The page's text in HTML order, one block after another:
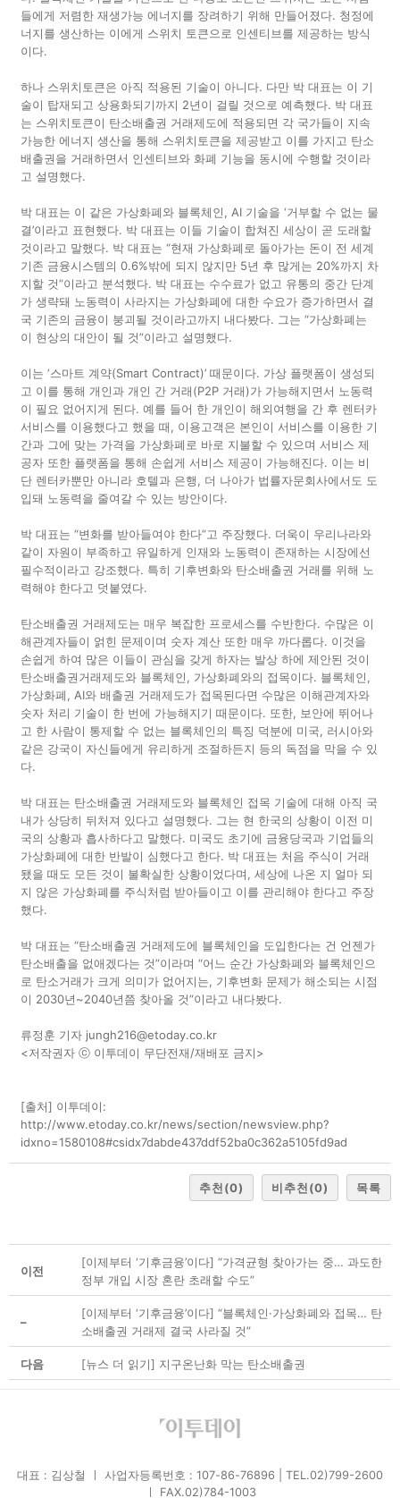
들에게 저렴한 재생가능 에너지를 장려하기 위해 만들어졌다. 청정에
너지를 생산하는 이에게 스위치 토큰으로 인센티브를 제공하는 방식
이다.
하나 스위치토큰은 아직 적용된 기술이 아니다. 다만 박 대표는 이 기
술이 탑재되고 상용화되기까지 2년이 걸릴 것으로 예측했다. 박 대표
는 스위치토큰이 탄소배출권 거래제도에 적용되면 각 국가들이 지속
가능한 에너지 생산을 통해 스위치토큰을 제공받고 이를 가지고 탄소
배출권을 거래하면서 인센티브와 화폐 기능을 동시에 수행할 것이라
고 설명했다.
박 대표는 이 같은 가상화폐와 블록체인, AI 기술을 ‘거부할 수 없는 물
결’이라고 표현했다. 박 대표는 이들 기술이 합쳐진 세상이 곧 도래할
것이라고 말했다. 박 대표는 “현재 가상화폐로 돌아가는 돈이 전 세계
기존 금융시스템의 0.6%밖에 되지 않지만 5년 후 많게는 20%까지 차
지할 것”이라고 분석했다. 박 대표는 수수료가 없고 유통의 중간 단계
가 생략돼 노동력이 사라지는 가상화폐에 대한 수요가 증가하면서 결
국 기존의 금융이 붕괴될 것이라고까지 내다봤다. 그는 “가상화폐는
이 현상의 대안이 될 것”이라고 설명했다.
이는 ‘스마트 계약(Smart Contract)’ 때문이다. 가상 플랫폼이 생성되
고 이를 통해 개인과 개인 간 거래(P2P 거래)가 가능해지면서 노동력
이 필요 없어지게 된다. 예를 들어 한 개인이 해외여행을 간 후 렌터카
서비스를 이용했다고 했을 때, 이용고객은 본인이 서비스를 이용한 기
간과 그에 맞는 가격을 가상화폐로 바로 지불할 수 있으며 서비스 제
공자 또한 플랫폼을 통해 손쉽게 서비스 제공이 가능해진다. 이는 비
단 렌터카뿐만 아니라 호텔과 은행, 더 나아가 법률자문회사에서도 도
입돼 노동력을 줄여갈 수 있는 방안이다.
박 대표는 “변화를 받아들여야 한다”고 주장했다. 더욱이 우리나라와
같이 자원이 부족하고 유일하게 인재와 노동력이 존재하는 시장에선
필수적이라고 강조했다. 특히 기후변화와 탄소배출권 거래를 위해 노
력해야 한다고 덧붙였다.
탄소배출권 거래제도는 매우 복잡한 프로세스를 수반한다. 수많은 이
해관계자들이 얽힌 문제이며 숫자 계산 또한 매우 까다롭다. 이것을
손쉽게 하여 많은 이들이 관심을 갖게 하자는 발상 하에 제안된 것이
탄소배출권거래제도와 블록체인, 가상화폐와의 접목이다. 블록체인,
가상화폐, AI와 배출권 거래제도가 접목된다면 수많은 이해관계자와
숫자 처리 기술이 한 번에 가능해지기 때문이다. 또한, 보안에 뛰어나
고 한 사람이 통제할 수 없는 블록체인의 특징 덕분에 미국, 러시아와
같은 강국이 자신들에게 유리하게 조절하든지 등의 독점을 막을 수 있
다.
박 대표는 탄소배출권 거래제도와 블록체인 접목 기술에 대해 아직 국
내가 상당히 뒤처져 있다고 설명했다. 그는 현 한국의 상황이 이전 미
국의 상황과 흡사하다고 말했다. 미국도 초기에 금융당국과 기업들의
가상화폐에 대한 반발이 심했다고 한다. 박 대표는 처음 주식이 거래
됐을 때도 모든 것이 불확실한 상황이었다며, 세상에 나온 지 얼마 되
지 않은 가상화폐를 주식처럼 받아들이고 이를 관리해야 한다고 주장
했다.
박 대표는 “탄소배출권 거래제도에 블록체인을 도입한다는 건 언젠가
탄소배출을 없애겠다는 것”이라며 “어느 순간 가상화폐와 블록체인으
로 탄소거래가 크게 의미가 없어지는, 기후변화 문제가 해소되는 시점
이 2030년~2040년쯤 찾아올 것”이라고 내다봤다.
류정훈 기자 jungh216@etoday.co.kr
<저작권자 ⓒ 이투데이 무단전재/재배포 금지>
[출처] 이투데이:
http://www.etoday.co.kr/news/section/newsview.php?
idxno=1580108#csidx7dabde437ddf52ba0c362a5105fd9ad
추천(0) 비추천(0) 목록
이전
[이제부터 ‘기후금융’이다] “가격균형 찾아가는 중… 과도한
정부 개입 시장 혼란 초래할 수도”
–
[이제부터 ‘기후금융’이다] “블록체인·가상화폐와 접목… 탄
소배출권 거래제 결국 사라질 것”
다음 [뉴스 더 읽기] 지구온난화 막는 탄소배출권
대표 : 김상철 ㅣ 사업자등록번호 : 107-86-76896 | TEL.02)799-2600
ㅣ FAX.02)784-1003